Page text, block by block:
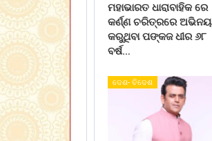
ମହାଭାରତ ଧାରାବାହିକ ରେ
କର୍ଣ୍ଣ ଚରିତ୍ରରେ ଅଭିନୟ
କରୁଥିବା ପଙ୍କଜ ଧୀର ୬୮
ବର୍ଷ…
ଦେଶ- ବିଦେଶ